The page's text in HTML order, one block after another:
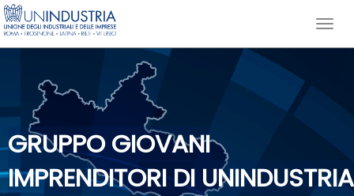
GRUPPO GIOVANI
IMPRENDITORI DI UNINDUSTRIA